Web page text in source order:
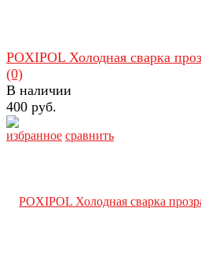
избранное сравнить
POXIPOL Холодная сварка
(0)
В наличии
400 руб.